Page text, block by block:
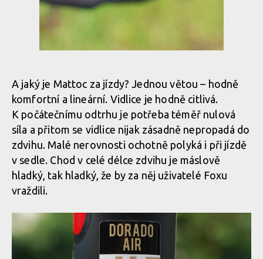
A jaký je Mattoc za jízdy? Jednou větou – hodně
komfortní a lineární. Vidlice je hodně citlivá.
K počátečnímu odtrhu je potřeba téměř nulová
síla a přitom se vidlice nijak zásadně nepropadá do
zdvihu. Malé nerovnosti ochotně polyká i při jízdě
v sedle. Chod v celé délce zdvihu je máslově
hladký, tak hladký, že by za něj uživatelé Foxu
vraždili.